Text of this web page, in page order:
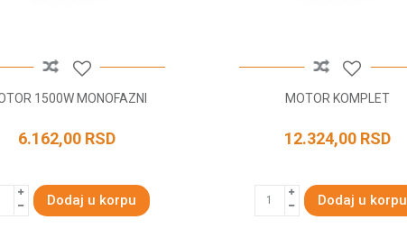
1500W MONOFAZNI
6.162,00 RSD
Dodaj u korpu
MOTOR KOMPLET
12.324,00 RSD
Dodaj u korpu